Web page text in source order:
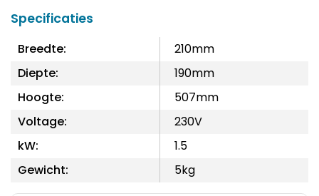
Specificaties
Breedte:
210mm
Diepte:
190mm
Hoogte:
507mm
Voltage:
230V
kW:
1.5
Gewicht:
5kg